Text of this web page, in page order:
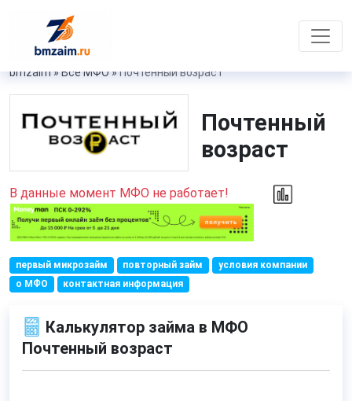
bmzaim»Все МФО»Почтенный возраст
Почтенный
возраст
В данные момент МФО не работает!
первый микрозайм повторный займ
условия компании
о МФО
контактная информация
Калькулятор займа в МФО
Почтенный возраст